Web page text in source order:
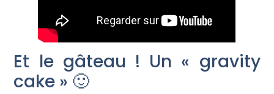
Et le gâteau ! Un « gravity
cake » 🙂